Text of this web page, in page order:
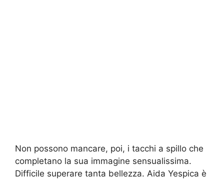
Non possono mancare, poi, i tacchi a spillo che
completano la sua immagine sensualissima.
Difficile superare tanta bellezza. Aida Yespica è